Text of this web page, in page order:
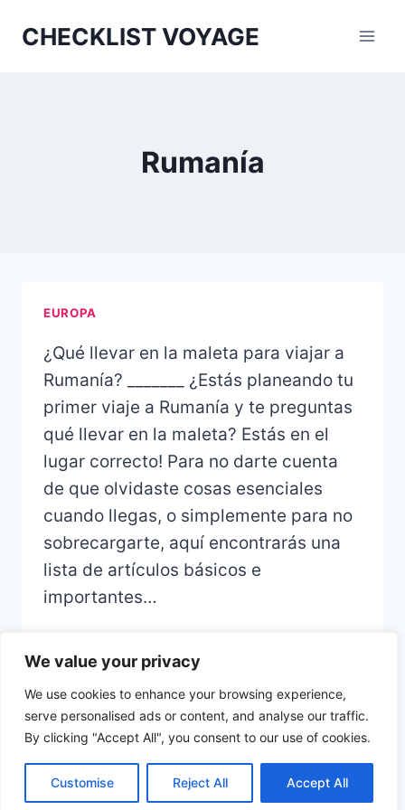
We value your privacy
We use cookies to enhance your browsing experience,
serve personalised ads or content, and analyse our traffic.
By clicking "Accept All", you consent to our use of cookies.
Customise Reject All Accept All
CHECKLIST VOYAGE
Rumanía
EUROPA
¿Qué llevar en la maleta para viajar a
Rumanía? _______ ¿Estás planeando tu
primer viaje a Rumanía y te preguntas
qué llevar en la maleta? Estás en el
lugar correcto! Para no darte cuenta
de que olvidaste cosas esenciales
cuando llegas, o simplemente para no
sobrecargarte, aquí encontrarás una
lista de artículos básicos e
importantes…
© 2026 CHECKLIST VOYAGE - Thème
WordPress parKadence WP